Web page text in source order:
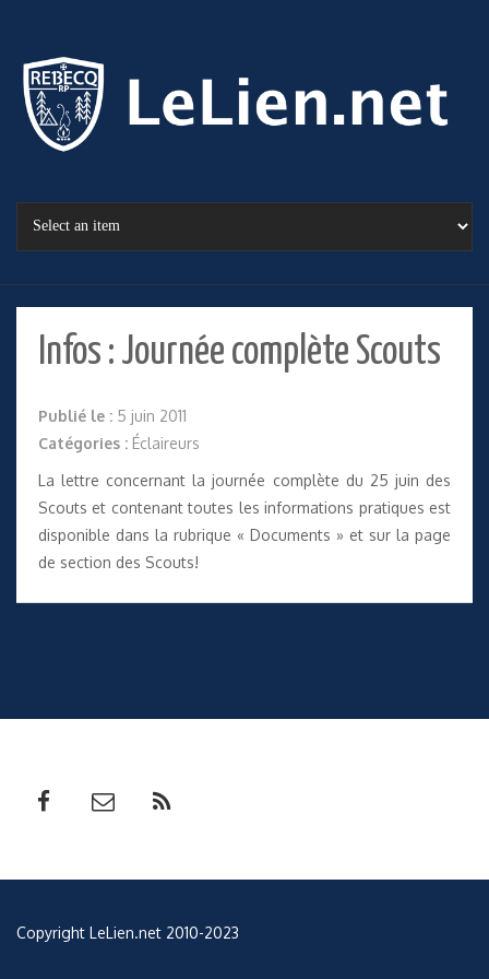
Infos : Journée complète Scouts
Publié le : 5 juin 2011
Catégories : Éclaireurs
La lettre concernant la journée complète du 25 juin des
Scouts et contenant toutes les informations pratiques est
disponible dans la rubrique « Documents » et sur la page
de section des Scouts!
Copyright LeLien.net 2010-2023